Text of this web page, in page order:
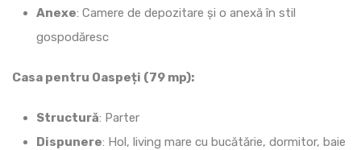
Anexe: Camere de depozitare și o anexă în stil
gospodăresc
Casa pentru Oaspeți (79 mp):
Structură: Parter
Dispunere: Hol, living mare cu bucătărie, dormitor, baie